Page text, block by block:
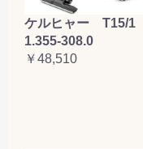
ケルヒャー T15/1
1.355-308.0
￥48,510